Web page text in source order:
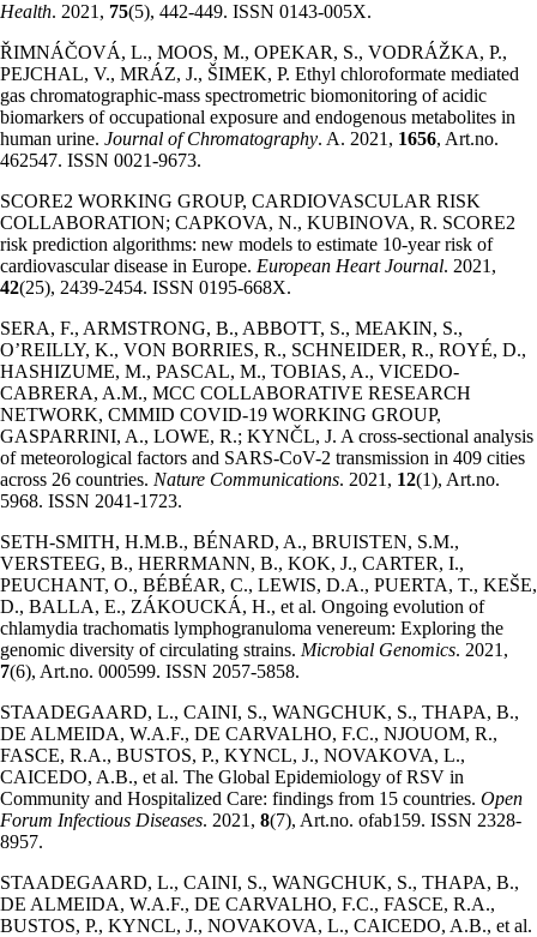
Health. 2021, 75(5), 442-449. ISSN 0143-005X.
ŘIMNÁČOVÁ, L., MOOS, M., OPEKAR, S., VODRÁŽKA, P.,
PEJCHAL, V., MRÁZ, J., ŠIMEK, P. Ethyl chloroformate mediated
gas chromatographic-mass spectrometric biomonitoring of acidic
biomarkers of occupational exposure and endogenous metabolites in
human urine. Journal of Chromatography. A. 2021, 1656, Art.no.
462547. ISSN 0021-9673.
SCORE2 WORKING GROUP, CARDIOVASCULAR RISK
COLLABORATION; CAPKOVA, N., KUBINOVA, R. SCORE2
risk prediction algorithms: new models to estimate 10-year risk of
cardiovascular disease in Europe. European Heart Journal. 2021,
42(25), 2439-2454. ISSN 0195-668X.
SERA, F., ARMSTRONG, B., ABBOTT, S., MEAKIN, S.,
O’REILLY, K., VON BORRIES, R., SCHNEIDER, R., ROYÉ, D.,
HASHIZUME, M., PASCAL, M., TOBIAS, A., VICEDO-
CABRERA, A.M., MCC COLLABORATIVE RESEARCH
NETWORK, CMMID COVID-19 WORKING GROUP,
GASPARRINI, A., LOWE, R.; KYNČL, J. A cross-sectional analysis
of meteorological factors and SARS-CoV-2 transmission in 409 cities
across 26 countries. Nature Communications. 2021, 12(1), Art.no.
5968. ISSN 2041-1723.
SETH-SMITH, H.M.B., BÉNARD, A., BRUISTEN, S.M.,
VERSTEEG, B., HERRMANN, B., KOK, J., CARTER, I.,
PEUCHANT, O., BÉBÉAR, C., LEWIS, D.A., PUERTA, T., KEŠE,
D., BALLA, E., ZÁKOUCKÁ, H., et al. Ongoing evolution of
chlamydia trachomatis lymphogranuloma venereum: Exploring the
genomic diversity of circulating strains. Microbial Genomics. 2021,
7(6), Art.no. 000599. ISSN 2057-5858.
STAADEGAARD, L., CAINI, S., WANGCHUK, S., THAPA, B.,
DE ALMEIDA, W.A.F., DE CARVALHO, F.C., NJOUOM, R.,
FASCE, R.A., BUSTOS, P., KYNCL, J., NOVAKOVA, L.,
CAICEDO, A.B., et al. The Global Epidemiology of RSV in
Community and Hospitalized Care: findings from 15 countries. Open
Forum Infectious Diseases. 2021, 8(7), Art.no. ofab159. ISSN 2328-
8957.
STAADEGAARD, L., CAINI, S., WANGCHUK, S., THAPA, B.,
DE ALMEIDA, W.A.F., DE CARVALHO, F.C., FASCE, R.A.,
BUSTOS, P., KYNCL, J., NOVAKOVA, L., CAICEDO, A.B., et al.